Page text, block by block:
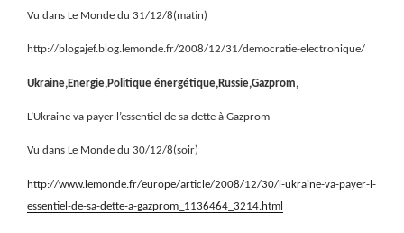
Vu dans Le Monde du 31/12/8(matin)
http://blogajef.blog.lemonde.fr/2008/12/31/democratie-electronique/
Ukraine,Energie,Politique énergétique,Russie,Gazprom,
L’Ukraine va payer l’essentiel de sa dette à Gazprom
Vu dans Le Monde du 30/12/8(soir)
http://www.lemonde.fr/europe/article/2008/12/30/l-ukraine-va-payer-l-
essentiel-de-sa-dette-a-gazprom_1136464_3214.html